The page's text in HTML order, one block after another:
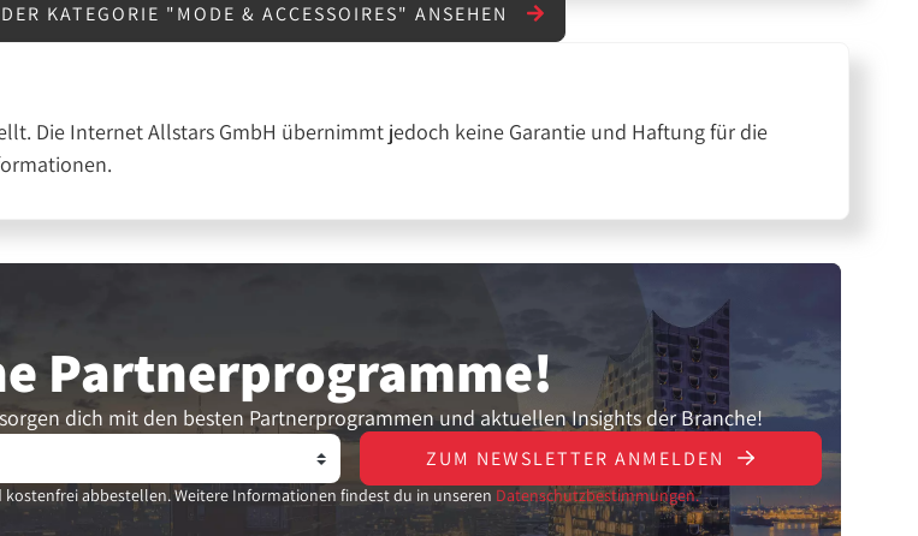
KATEGORIE "MODE & ACCESSOIRES" ANSEHEN
Die Internet Allstars GmbH übernimmt jedoch keine Garantie und Haftung für die
Partner­programme!
dich mit den besten Partnerprogrammen und aktuellen Insights der Branche!
ZUM NEWSLETTER ANMELDEN
abbestellen. Weitere Informationen findest du in unseren Datenschutzbestimmungen.